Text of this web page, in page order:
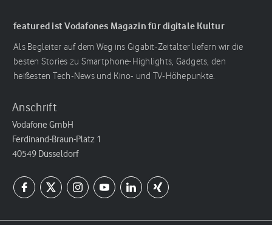
featured ist Vodafones Magazin für digitale Kultur
Als Begleiter auf dem Weg ins Gigabit-Zeitalter liefern wir die
besten Stories zu Smartphone-Highlights, Gadgets, den
heißesten Tech-News und Kino- und TV-Höhepunkte.
Anschrift
Vodafone GmbH
Ferdinand-Braun-Platz 1
40549 Düsseldorf